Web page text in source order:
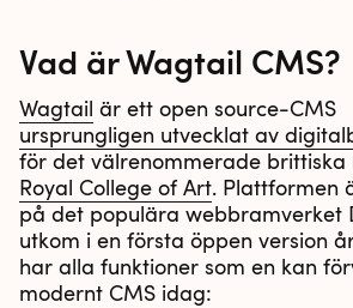
Vad är Wagtail CMS?
Wagtail är ett open source-CMS
ursprungligen utvecklat av
för det välrenommerade brittiska
Royal College of Art. Plattformen
på det populära webbramverket
utkom i en första öppen version
har alla funktioner som en kan
modernt CMS idag: